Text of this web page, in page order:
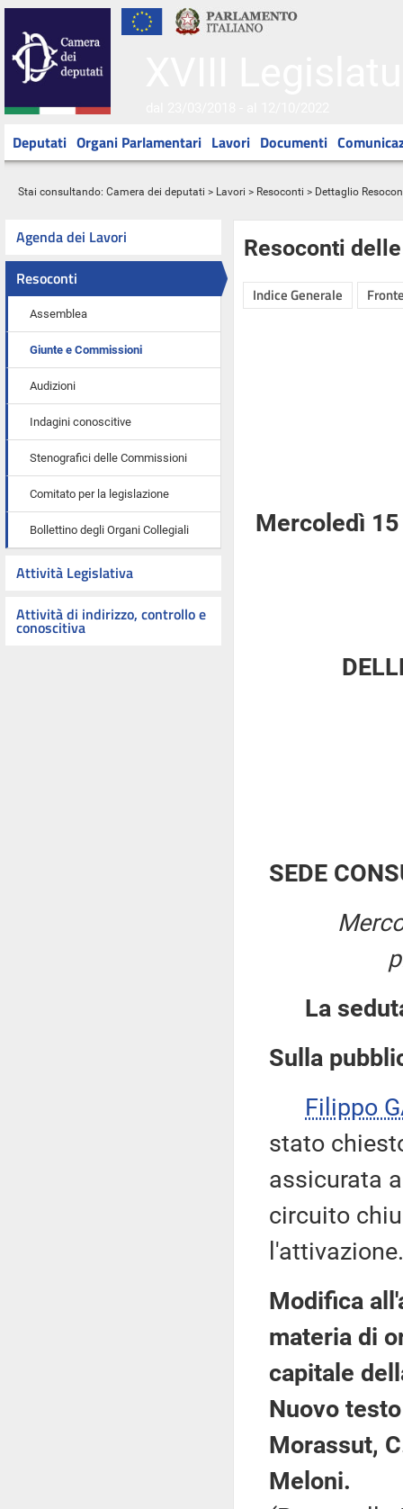
Deputati Organi Parlamentari Lavori Documenti
Stai consultando: Camera dei deputati > Lavori > Resoconti > Dettaglio
Agenda dei Lavori
Resoconti
Assemblea
Giunte e Commissioni
Audizioni
Indagini conoscitive
Stenografici delle Commissioni
Comitato per la legislazione
Bollettino degli Organi Collegiali
Attività Legislativa
Attività di indirizzo, controllo e
conoscitiva
Resoconti
Indice Generale
Mercoledì
SEDE
La
Sulla
Filippo
stato
assicurata
circuito
l'attivazione.
Modifica
materia di
capitale
Nuovo
Morassut,
Meloni.